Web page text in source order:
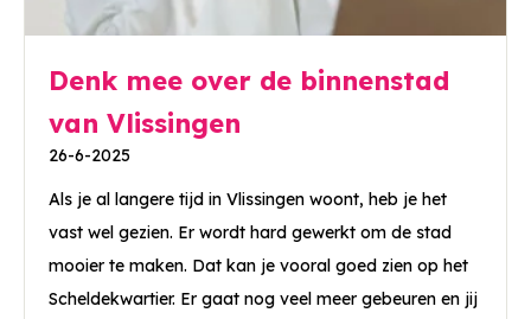
Denk mee over de binnenstad
van Vlissingen
26-6-2025
Als je al langere tijd in Vlissingen woont, heb je het
vast wel gezien. Er wordt hard gewerkt om de stad
mooier te maken. Dat kan je vooral goed zien op het
Scheldekwartier. Er gaat nog veel meer gebeuren en jij